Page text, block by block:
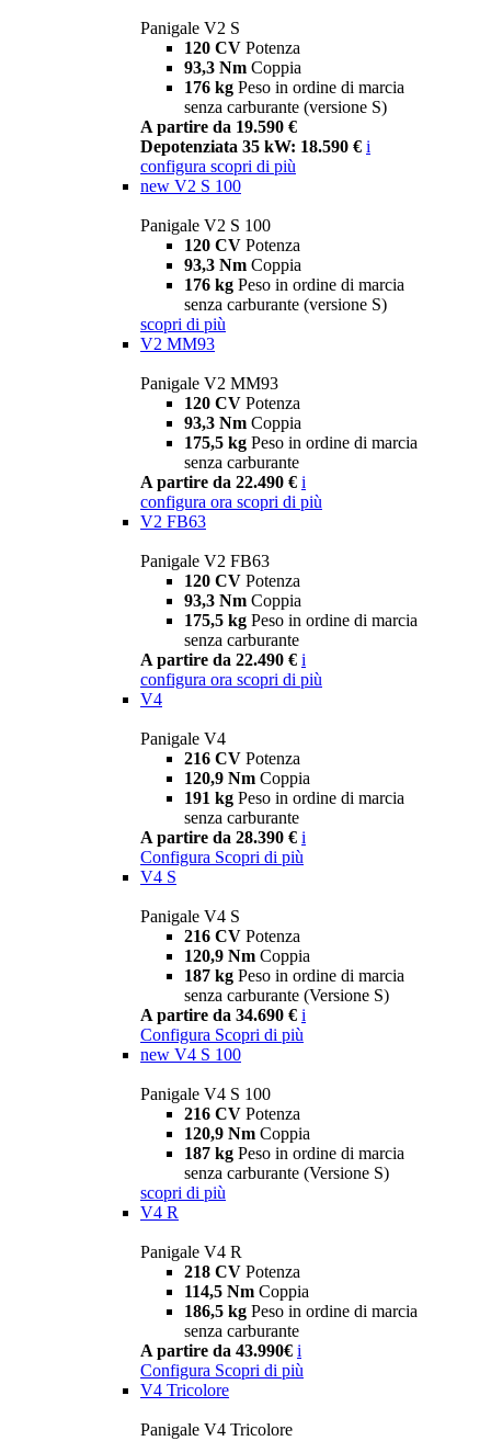
Panigale V2 S
120 CV Potenza
93,3 Nm Coppia
176 kg Peso in ordine di marcia
senza carburante (versione S)
A partire da 19.590 €
Depotenziata 35 kW: 18.590 € i
configura scopri di più
new V2 S 100
Panigale V2 S 100
120 CV Potenza
93,3 Nm Coppia
176 kg Peso in ordine di marcia
senza carburante (versione S)
scopri di più
V2 MM93
Panigale V2 MM93
120 CV Potenza
93,3 Nm Coppia
175,5 kg Peso in ordine di marcia
senza carburante
A partire da 22.490 € i
configura ora scopri di più
V2 FB63
Panigale V2 FB63
120 CV Potenza
93,3 Nm Coppia
175,5 kg Peso in ordine di marcia
senza carburante
A partire da 22.490 € i
configura ora scopri di più
V4
Panigale V4
216 CV Potenza
120,9 Nm Coppia
191 kg Peso in ordine di marcia
senza carburante
A partire da 28.390 € i
Configura Scopri di più
V4 S
Panigale V4 S
216 CV Potenza
120,9 Nm Coppia
187 kg Peso in ordine di marcia
senza carburante (Versione S)
A partire da 34.690 € i
Configura Scopri di più
new V4 S 100
Panigale V4 S 100
216 CV Potenza
120,9 Nm Coppia
187 kg Peso in ordine di marcia
senza carburante (Versione S)
scopri di più
V4 R
Panigale V4 R
218 CV Potenza
114,5 Nm Coppia
186,5 kg Peso in ordine di marcia
senza carburante
A partire da 43.990€ i
Configura Scopri di più
V4 Tricolore
Panigale V4 Tricolore